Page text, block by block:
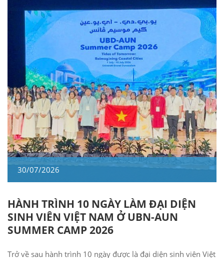
30/07/2026
HÀNH TRÌNH 10 NGÀY LÀM ĐẠI DIỆN
SINH VIÊN VIỆT NAM Ở UBN-AUN
SUMMER CAMP 2026
Trở về sau hành trình 10 ngày được là đại diện sinh viên Việt